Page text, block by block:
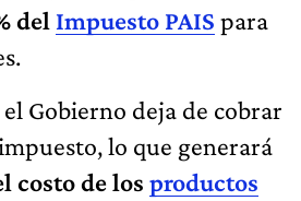
del Impuesto PAIS para
Gobierno deja de cobrar
lo que generará
costo de los productos